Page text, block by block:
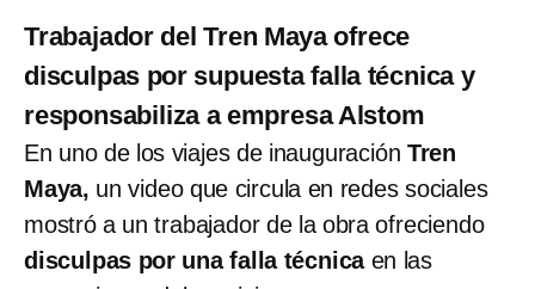
Trabajador del Tren Maya ofrece
disculpas por supuesta falla técnica y
responsabiliza a empresa Alstom
En uno de los viajes de inauguración Tren
Maya, un video que circula en redes sociales
mostró a un trabajador de la obra ofreciendo
disculpas por una falla técnica en las